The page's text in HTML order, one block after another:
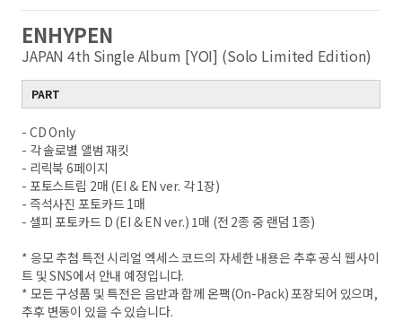
ENHYPEN
JAPAN 4th Single Album [YOI] (Solo Limited Edition)
PART
- CD Only
- 각 솔로별 앨범 재킷
- 리릭북 6페이지
- 포토스트립 2매 (EI & EN ver. 각 1장)
- 즉석사진 포토카드 1매
- 셀피 포토카드 D (EI & EN ver.) 1매 (전 2종 중 랜덤 1종)
* 응모 추첨 특전 시리얼 엑세스 코드의 자세한 내용은 추후 공식 웹사이
트 및 SNS에서 안내 예정입니다.
* 모든 구성품 및 특전은 음반과 함께 온팩(On-Pack) 포장되어 있으며,
추후 변동이 있을 수 있습니다.